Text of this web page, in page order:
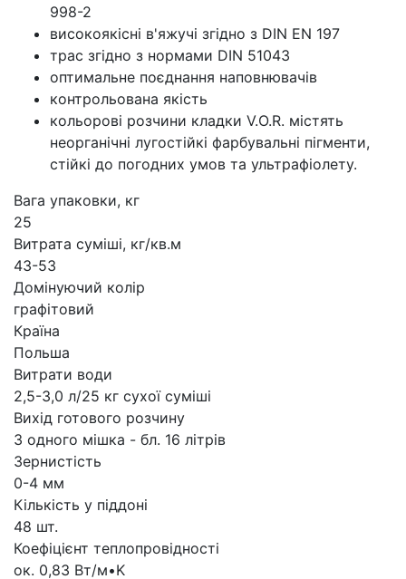
998-2
високоякісні в'яжучі згідно з DIN EN 197
трас згідно з нормами DIN 51043
оптимальне поєднання наповнювачів
контрольована якість
кольорові розчини кладки V.O.R. містять
неорганічні лугостійкі фарбувальні пігменти,
стійкі до погодних умов та ультрафіолету.
Вага упаковки, кг
25
Витрата суміші, кг/кв.м
43-53
Домінуючий колір
графітовий
Країна
Польша
Витрати води
2,5-3,0 л/25 кг сухої суміші
Вихід готового розчину
З одного мішка - бл. 16 літрів
Зернистість
0-4 мм
Кількість у піддоні
48 шт.
Коефіцієнт теплопровідності
ок. 0,83 Вт/м•K